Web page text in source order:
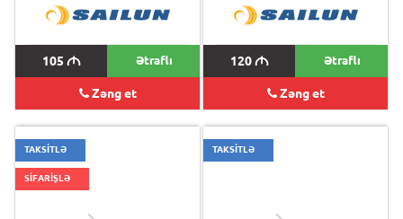
105 M Ətraflı
Zəng et
120M Ətraflı
Zəng et
TAKSİTLƏ
SİFARİŞLƏ
TAKSİTLƏ